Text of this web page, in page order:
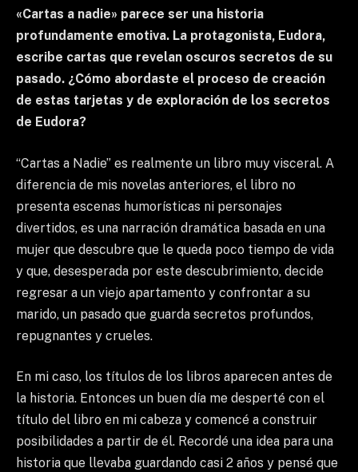
«Cartas a nadie» parece ser una historia
profundamente emotiva. La protagonista, Eudora,
escribe cartas que revelan oscuros secretos de su
pasado. ¿Cómo abordaste el proceso de creación
de estas tarjetas y de exploración de los secretos
de Eudora?
“Cartas a Nadie” es realmente un libro muy visceral. A
diferencia de mis novelas anteriores, el libro no
presenta escenas humorísticas ni personajes
divertidos, es una narración dramática basada en una
mujer que descubre que le queda poco tiempo de vida
y que, desesperada por este descubrimiento, decide
regresar a un viejo apartamento y confrontar a su
marido, un pasado que guarda secretos profundos,
repugnantes y crueles.
En mi caso, los títulos de los libros aparecen antes de
la historia. Entonces un buen día me desperté con el
título del libro en mi cabeza y comencé a construir
posibilidades a partir de él. Recordé una idea para una
historia que llevaba guardando casi 2 años y pensé que